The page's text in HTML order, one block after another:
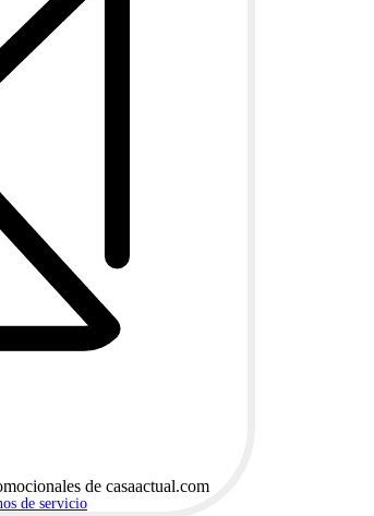
de casaactual.com
de servicio